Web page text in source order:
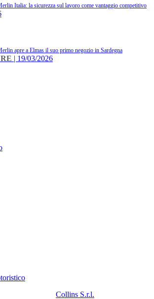
Italia: la sicurezza sul lavoro come vantaggio competitivo
apre a Elmas il suo primo negozio in Sardegna
| 19/03/2026
Collins S.r.l.